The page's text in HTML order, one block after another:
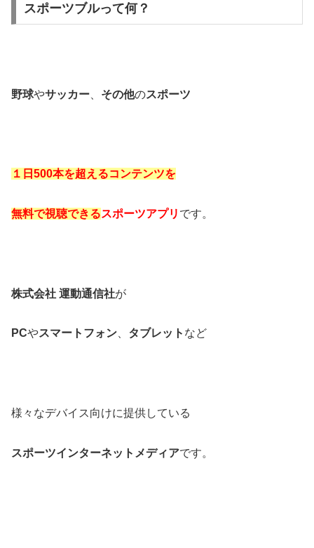
スポーツブルって何？
野球やサッカー その他のスポーツ
１日500本を超えるコンテンツを
無料で視聴できるスポーツアプリ です。
株式会社 運動通信社が
PCやスマートフォン タブレット など
様々なデバイス向けに提供している
スポーツインターネットメディアです。